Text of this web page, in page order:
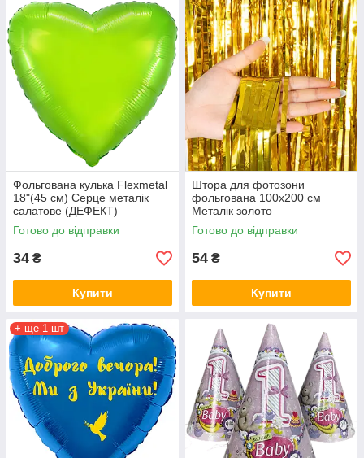
Фольгована кулька Flexmetal
18"(45 см) Серце металік
салатове (ДЕФЕКТ)
Готово до відправки
34 ₴
Купити
Штора для фотозони
фольгована 100х200 см
Металік золото
Готово до відправки
54 ₴
Купити
+ ще 1 шт